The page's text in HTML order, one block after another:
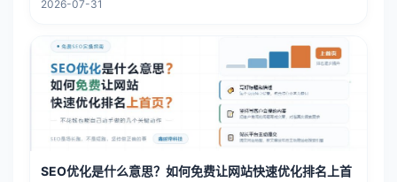
2026-07-31
SEO优化是什么意思？如何免费让网站快速优化排名上首